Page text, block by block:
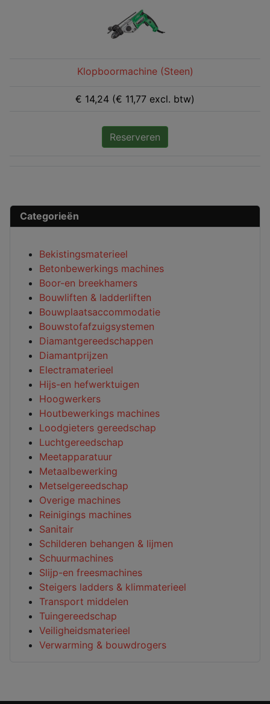
Categorieën
Bekistingsmaterieel
Betonbewerkings machines
Boor-en breekhamers
Bouwliften & ladderliften
Bouwplaatsaccommodatie
Bouwstofafzuigsystemen
Diamantgereedschappen
Diamantprijzen
Electramaterieel
Hijs-en hefwerktuigen
Hoogwerkers
Houtbewerkings machines
Loodgieters gereedschap
Luchtgereedschap
Meetapparatuur
Metaalbewerking
Metselgereedschap
Overige machines
Reinigings machines
Sanitair
Schilderen behangen & lijmen
Schuurmachines
Slijp-en freesmachines
Steigers ladders & klimmaterieel
Transport middelen
Tuingereedschap
Veiligheidsmaterieel
Verwarming & bouwdrogers
Klopboormachine (Steen)
€ 14,24 (€ 11,77 excl. btw)
Reserveren